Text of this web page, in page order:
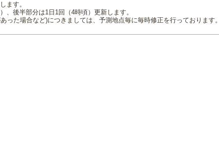
ます。
、後半部分は1日1回（4時頃）更新します。
った場合など)につきましては、予測地点毎に毎時修正を行っております。